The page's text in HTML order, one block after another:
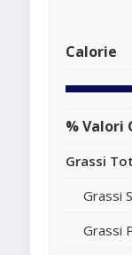
Calorie
% Valori
Grassi
Grassi
Grassi